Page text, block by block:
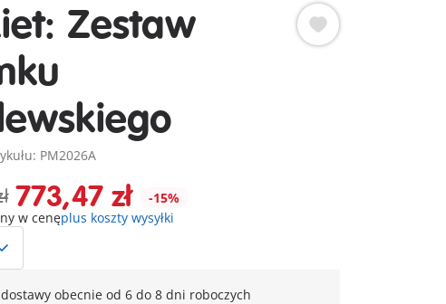
Zestaw
PM2026A
773,47 zł
-15%
w cenęplus koszty wysyłki
dostawy obecnie od 6 do 8 dni roboczych